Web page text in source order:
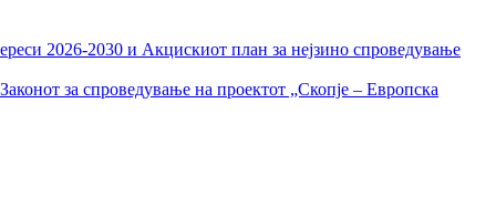
2026-2030 и Акцискиот план за нејзино спроведување
за спроведување на проектот „Скопје – Европска